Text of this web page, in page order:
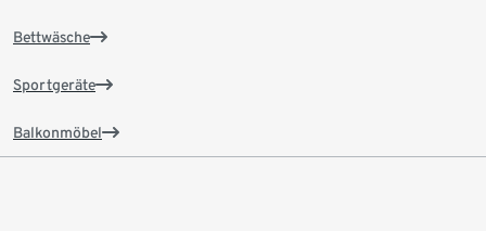
Bettwäsche
Sportgeräte
Balkonmöbel